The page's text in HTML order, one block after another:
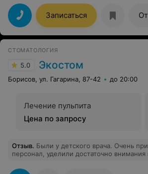
кабинете, всё объясняли доходчиво,
уважением , такое встречается очень и
сегодняшнем мире. Особую
признательность хочется выразить
его ассистентке Светлане. Просто
этой клиники.
Записаться
CТОМАТОЛОГИЯ
5.0 Экостом
Борисов, ул. Гагарина, 87-42 до 20:00
Лечение пульпита
Цена по запросу
Отзыв. Были у детского врача. Очень
персонал, уделили достаточно внимания
большое, теперь идём лечить к вам наш